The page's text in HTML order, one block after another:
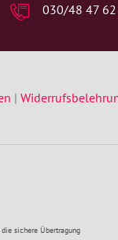
030/48 47 62
|
sichere Übertragung